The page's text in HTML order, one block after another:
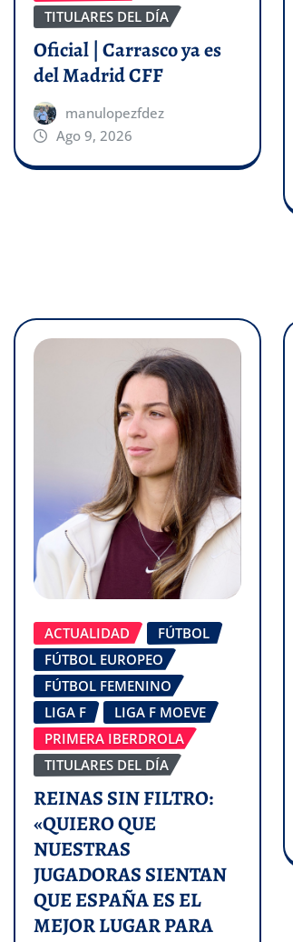
TITULARES DEL DÍA
Oficial | Carrasco ya es
del Madrid CFF
manulopezfdez
Ago 9, 2026
ACTUALIDAD
FÚTBOL
FÚTBOL EUROPEO
FÚTBOL FEMENINO
LIGA F
LIGA F MOEVE
PRIMERA IBERDROLA
TITULARES DEL DÍA
REINAS SIN FILTRO:
«QUIERO QUE
NUESTRAS
JUGADORAS SIENTAN
QUE ESPAÑA ES EL
MEJOR LUGAR PARA